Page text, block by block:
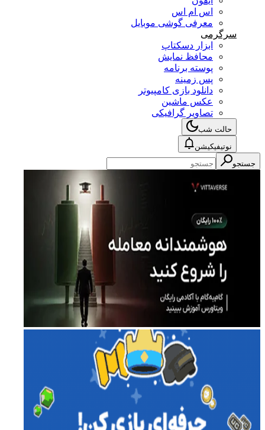
اس ام اس
معرفی گوشی موبایل
سرگرمی
ابزار دسکتاپ
محافظ نمایش
پوسته برنامه
پس زمینه
دانلود بازی کامپیوتر
عکس ماشین
تصاویر گرافیکی
حالت شب
نوتیفیکیشن
جستجو